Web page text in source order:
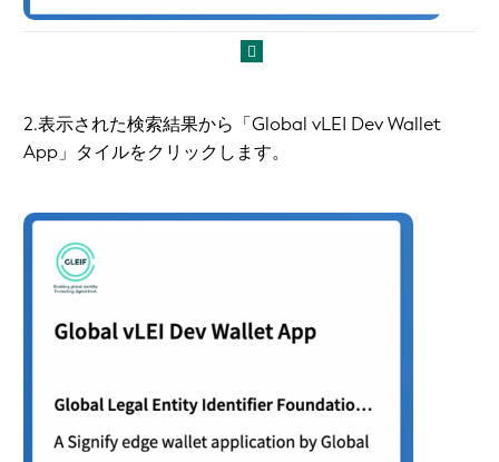
2.表示された検索結果から「Global vLEI Dev Wallet
App」タイルをクリックします。